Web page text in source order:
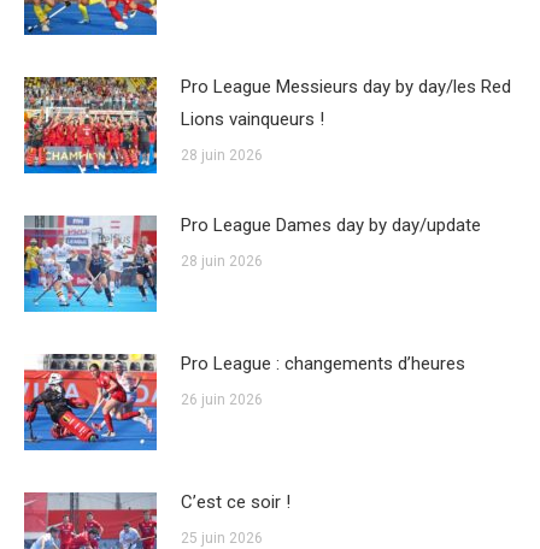
Pro League Messieurs day by day/les Red
Lions vainqueurs !
28 juin 2026
Pro League Dames day by day/update
28 juin 2026
Pro League : changements d’heures
26 juin 2026
C’est ce soir !
25 juin 2026